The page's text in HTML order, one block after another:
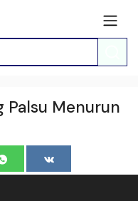
Palsu Menurun